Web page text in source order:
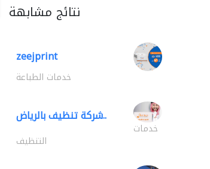
نتائج مشابهة
zeejprint
خدمات الطباعة
شركة تنظيف بالرياض..
خدمات
التنظيف